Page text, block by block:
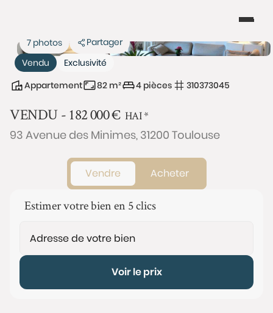
Vendu Exclusivité
7 photos Partager
Appartement 82 m² 4 pièces 310373045
VENDU -182 000€ HAI*
93 Avenue des Minimes, 31200 Toulouse
Vendre Acheter
Estimer votre bien en 5 clics
Voir le prix